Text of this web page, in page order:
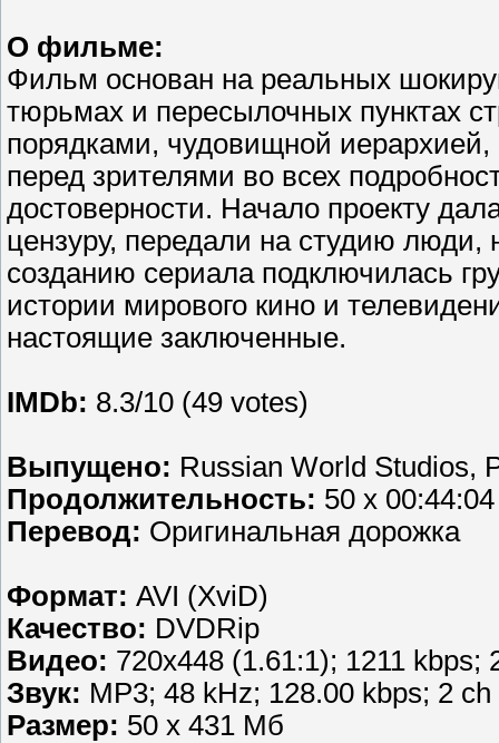
О фильме:
Фильм основан на реальных
тюрьмах и пересылочных пунктах
порядками, чудовищной
перед зрителями во всех
достоверности. Начало проекту
цензуру, передали на студию люди,
созданию сериала подключилась
истории мирового кино и
настоящие заключенные.
IMDb: 8.3/10 (49 votes)
Выпущено: Russian World Studios,
Продолжительность: 50 х 00:44:04
Перевод: Оригинальная дорожка
Формат: AVI (XviD)
Качество: DVDRip
Видео: 720x448 (1.61:1); 1211 kbps;
Звук: MР3; 48 kHz; 128.00 kbps; 2 ch
Размер: 50 х 431 Мб